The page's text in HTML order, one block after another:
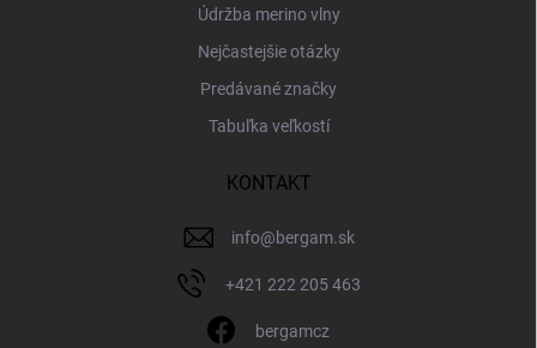
Údržba merino vlny
Nejčastejšie otázky
Predávané značky
Tabuľka veľkostí
KONTAKT
info@bergam.sk
+421 222 205 463
bergamcz